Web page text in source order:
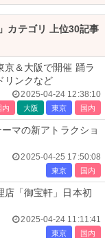
カテゴリ 上位30記事
京＆大阪で開催 踊ラ
リンクなど
2025-04-24 12:38:10
内 大阪 東京 国内
マの新アトラクショ
2025-04-25 17:50:08
東京 国内
店「御宝軒」日本初
2025-04-24 11:11:41
東京 国内